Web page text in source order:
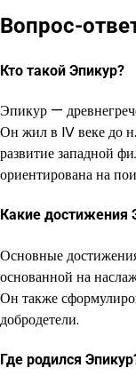
Вопрос-
Кто такой Эпикур?
Эпикур —
Он жил в IV веке до
развитие западной
ориентирована на
Какие достижения
Основные
основанной на
Он также
добродетели.
Где родился